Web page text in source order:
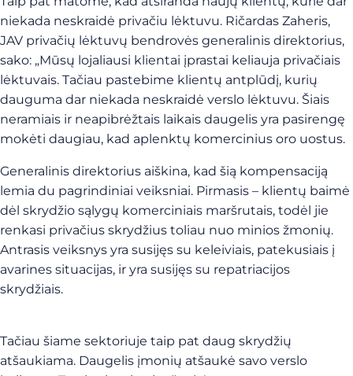
niekada neskraidė privačiu lėktuvu. Ričardas Zaheris,
JAV privačių lėktuvų bendrovės generalinis direktorius,
sako: „Mūsų lojaliausi klientai įprastai keliauja privačiais
lėktuvais. Tačiau pastebime klientų antplūdį, kurių
dauguma dar niekada neskraidė verslo lėktuvu. Šiais
neramiais ir neapibrėžtais laikais daugelis yra pasirengę
mokėti daugiau, kad aplenktų komercinius oro uostus.
Generalinis direktorius aiškina, kad šią kompensaciją
lemia du pagrindiniai veiksniai. Pirmasis – klientų baimė
dėl skrydžio sąlygų komerciniais maršrutais, todėl jie
renkasi privačius skrydžius toliau nuo minios žmonių.
Antrasis veiksnys yra susijęs su keleiviais, patekusiais į
avarines situacijas, ir yra susijęs su repatriacijos
skrydžiais.
Tačiau šiame sektoriuje taip pat daug skrydžių
atšaukiama. Daugelis įmonių atšaukė savo verslo